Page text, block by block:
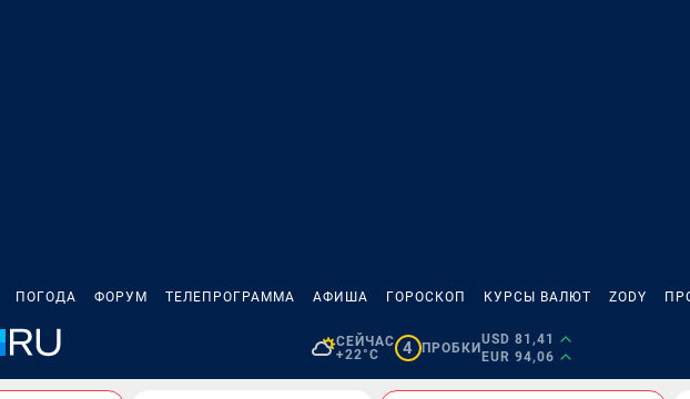
ПОГОДА ФОРУМ ТЕЛЕПРОГРАММА АФИША ГОРОСКОП КУРСЫ ВАЛЮТ ZODY
СЕЙЧАС
+22°C
4 ПРОБКИ
USD 81,41
EUR 94,06